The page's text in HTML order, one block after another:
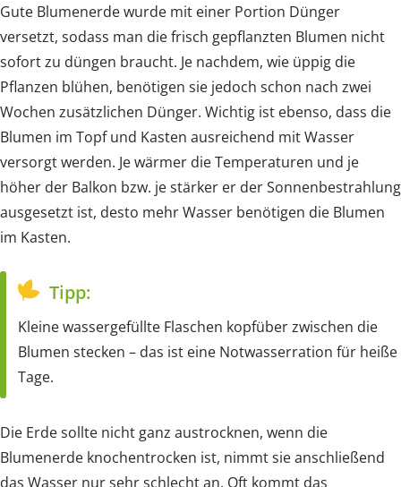
Gute Blumenerde wurde mit einer Portion Dünger
versetzt, sodass man die frisch gepflanzten Blumen nicht
sofort zu düngen braucht. Je nachdem, wie üppig die
Pflanzen blühen, benötigen sie jedoch schon nach zwei
Wochen zusätzlichen Dünger. Wichtig ist ebenso, dass die
Blumen im Topf und Kasten ausreichend mit Wasser
versorgt werden. Je wärmer die Temperaturen und je
höher der Balkon bzw. je stärker er der Sonnenbestrahlung
ausgesetzt ist, desto mehr Wasser benötigen die Blumen
im Kasten.
Tipp:
Kleine wassergefüllte Flaschen kopfüber zwischen die
Blumen stecken – das ist eine Notwasserration für heiße
Tage.
Die Erde sollte nicht ganz austrocknen, wenn die
Blumenerde knochentrocken ist, nimmt sie anschließend
das Wasser nur sehr schlecht an. Oft kommt das